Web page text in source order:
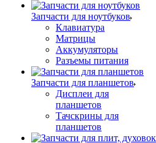
Запчасти для ноутбуков
Клавиатура
Матрицы
Аккумуляторы
Разъемы питания
Запчасти для планшетов
Дисплеи для
планшетов
Тачскрины для
планшетов